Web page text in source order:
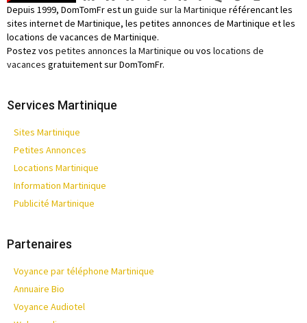
Depuis 1999, DomTomFr est un guide sur la Martinique référencant les
sites internet de Martinique, les petites annonces de Martinique et les
locations de vacances de Martinique.
Postez vos petites annonces la Martinique ou vos locations de
vacances gratuitement sur DomTomFr.
Services Martinique
Sites Martinique
Petites Annonces
Locations Martinique
Information Martinique
Publicité Martinique
Partenaires
Voyance par téléphone Martinique
Annuaire Bio
Voyance Audiotel